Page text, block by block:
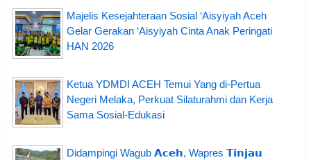
Majelis Kesejahteraan Sosial ‘Aisyiyah Aceh
Gelar Gerakan ‘Aisyiyah Cinta Anak Peringati
HAN 2026
Ketua YDMDI ACEH Temui Yang di-Pertua
Negeri Melaka, Perkuat Silaturahmi dan Kerja
Sama Sosial-Edukasi
Didampingi Wagub 𝗔𝗰𝗲𝗵, Wapres 𝗧𝗶𝗻𝗷𝗮𝘂